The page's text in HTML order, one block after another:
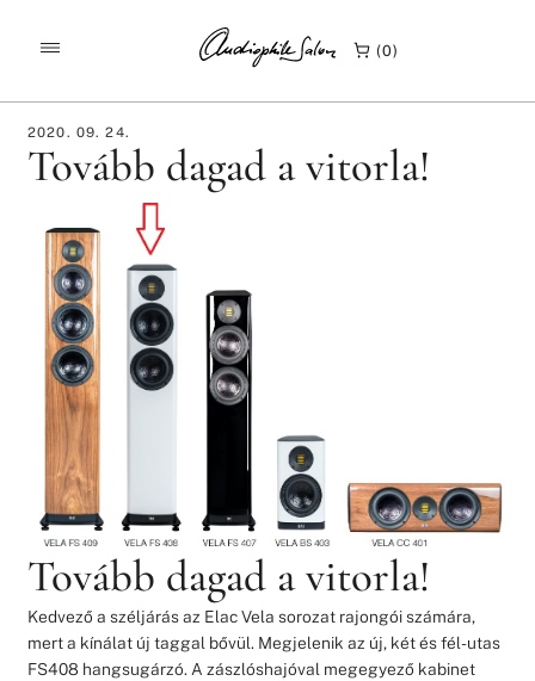
0
KEZDŐLAP / TOVÁBB DAGAD A VITORLA!
2020. 09. 24.
Tovább dagad a vitorla!
Tovább dagad a vitorla!
Kedvező a széljárás az Elac Vela sorozat rajongói számára,
mert a kínálat új taggal bővül. Megjelenik az új, két és fél-utas
FS408 hangsugárzó. A zászlóshajóval megegyező kabinet